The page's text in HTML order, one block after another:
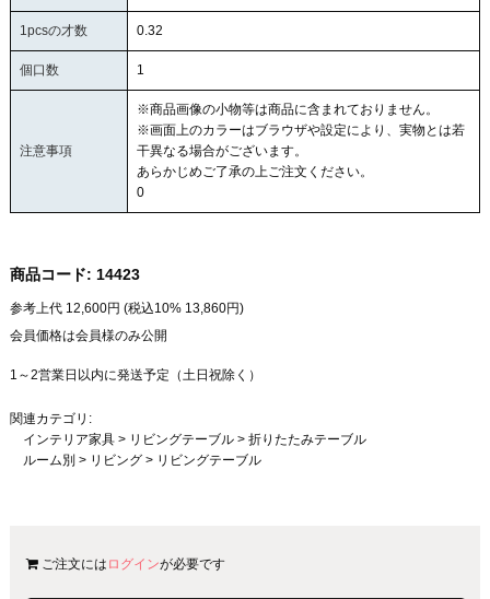
1pcsの才数 0.32
個口数 1
注意事項
※商品画像の小物等は商品に含まれておりません。
※画面上のカラーはブラウザや設定により、実物とは若
干異なる場合がございます。
あらかじめご了承の上ご注文ください。
0
商品コード: 14423
参考上代 12,600円 (税込10% 13,860円)
会員価格は会員様のみ公開
1～2営業日以内に発送予定（土日祝除く）
関連カテゴリ:
インテリア家具> リビングテーブル> 折りたたみテーブル
ルーム別 > リビング> リビングテーブル
ご注文には ログインが必要です